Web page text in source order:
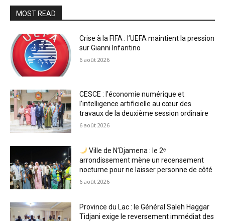
MOST READ
Crise à la FIFA : l’UEFA maintient la pression
sur Gianni Infantino
6 août 2026
CESCE : l’économie numérique et
l’intelligence artificielle au cœur des
travaux de la deuxième session ordinaire
6 août 2026
Ville de N’Djamena : le 2ᵉ
arrondissement mène un recensement
nocturne pour ne laisser personne de côté
6 août 2026
Province du Lac : le Général Saleh Haggar
Tidjani exige le reversement immédiat des